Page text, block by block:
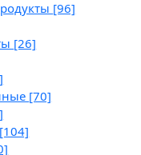
[96]
[26]
[70]
[104]